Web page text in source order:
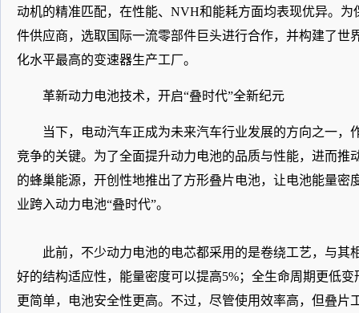
动机的精准匹配，在性能、NVH和能耗方面均表现优异。
件供应商，选取国际一流零部件巨头进行合作，并构建了世
化水平最高的变速器生产工厂。
革新动力电池技术，开启“叠时代”全新纪元
当下，电动汽车正成为未来汽车行业发展的方向之一
竞争的关键。为了全面提升动力电池的品质与性能，进而推
的蜂巢能源，开创性地推出了方形叠片电池，让电池能量密
业跨入动力电池“叠时代”。
此前，不少动力电池的电芯都采用的是卷绕工艺，与
好的结构适应性，能量密度可以提高5%；全生命周期更低
更简单，电池安全性更高。不过，尽管使用效率高，但叠